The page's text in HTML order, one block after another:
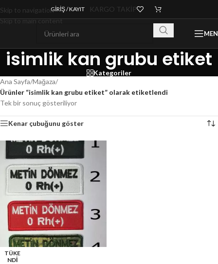
Skip to navigation
Skip to main content
GIRIŞ / KAYIT KARGO TAKİP
isimlik kan grubu etiket
Kategoriler
Ana Sayfa/Mağaza/
Ürünler “isimlik kan grubu etiket” olarak etiketlendi
Tek bir sonuç gösteriliyor
Kenar çubuğunu göster
TÜKE
NDI